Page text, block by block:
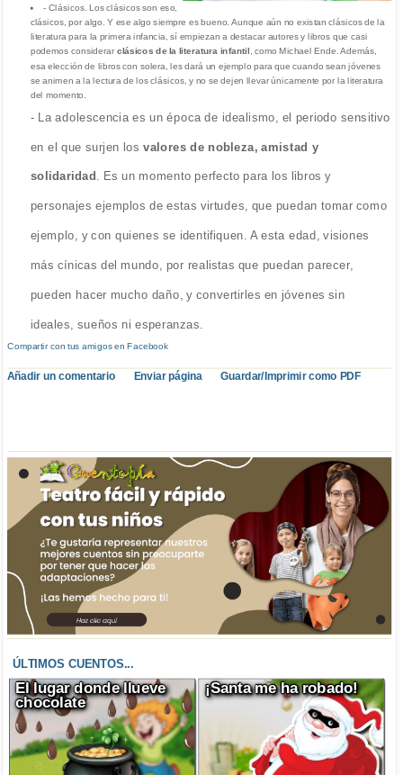
- Clásicos. Los clásicos son eso,
clásicos, por algo. Y ese algo siempre es bueno. Aunque aún no existan clásicos de la
literatura para la primera infancia, sí empiezan a destacar autores y libros que casi
podemos considerar clásicos de la literatura infantil , como Michael Ende. Además,
esa elección de libros con solera, les dará un ejemplo para que cuando sean jóvenes
se animen a la lectura de los clásicos, y no se dejen llevar únicamente por la literatura
del momento.
- La adolescencia es un época de idealismo, el periodo sensitivo
en el que surjen los valores de nobleza, amistad y
solidaridad . Es un momento perfecto para los libros y
personajes ejemplos de estas virtudes, que puedan tomar como
ejemplo, y con quienes se identifiquen. A esta edad, visiones
más cínicas del mundo, por realistas que puedan parecer,
pueden hacer mucho daño, y convertirles en jóvenes sin
ideales, sueños ni esperanzas.
Compartir con tus amigos en Facebook
Añadir un comentario Enviar página Guardar/Imprimir como PDF
ÚLTIMOS CUENTOS...
El lugar donde llueve
chocolate
¡Santa me ha robado!